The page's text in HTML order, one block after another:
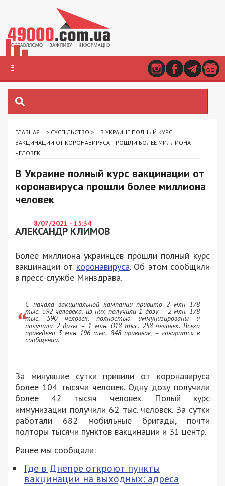
ГЛАВНАЯ > СУСПІЛЬСТВО >
В УКРАИНЕ ПОЛНЫЙ КУРС
ВАКЦИНАЦИИ ОТ КОРОНАВИРУСА ПРОШЛИ БОЛЕЕ МИЛЛИОНА
ЧЕЛОВЕК
В Украине полный курс вакцинации от
коронавируса прошли более миллиона
человек
8/07/2021 - 15:34
АЛЕКСАНДР КЛИМОВ
Более миллиона украинцев прошли полный курс
вакцинации от коронавируса. Об этом сообщили
в пресс-службе Минздрава.
С начала вакцинальной кампании привито 2 млн 178
тыс. 592 человека, из них получили 1 дозу – 2 млн. 178
тыс. 590 человек, полностью иммунизированы и
получили 2 дозы – 1 млн. 018 тыс. 258 человек. Всего
проведено 3 млн. 196 тыс. 848 прививок, – говорится в
сообщении.
За минувшие сутки привили от коронавируса
более 104 тысячи человек. Одну дозу получили
более 42 тысяч человек. Полый курс
иммунизации получили 62 тыс. человек. За сутки
работали 682 мобильные бригады, почти
полторы тысячи пунктов вакцинации и 31 центр.
Ранее мы сообщали:
Где в Днепре откроют пункты
вакцинации на выходных: адреса